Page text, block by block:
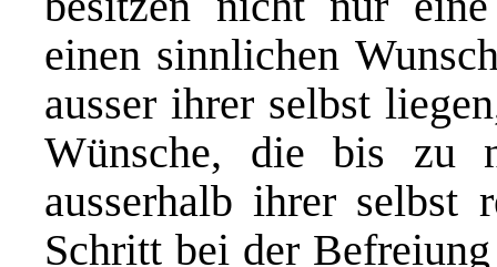
einen sinnlichen
ausser ihrer selbst
Wünsche, die bis zu
ausserhalb ihrer selbst
Schritt bei der